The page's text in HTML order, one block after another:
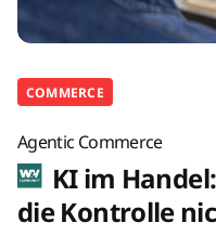
COMMERCE
Agentic Commerce
KI im
die Kontrolle